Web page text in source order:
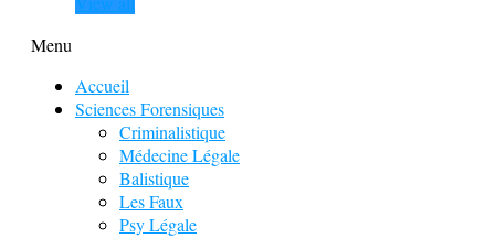
Menu
Accueil
Sciences Forensiques
Criminalistique
Médecine Légale
Balistique
Les Faux
Psy Légale